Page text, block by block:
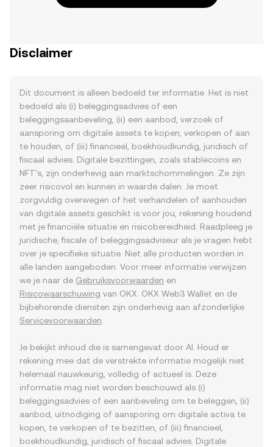
Disclaimer
Dit document is alleen bedoeld ter informatie. Het is niet
bedoeld als (i) beleggingsadvies of een
beleggingsaanbeveling, (ii) een aanbod, verzoek of
aansporing om digitale assets te kopen, verkopen of aan
te houden, of (iii) financieel, boekhoudkundig, juridisch of
fiscaal advies. Digitale bezittingen, zoals stablecoins en
NFT's, zijn onderhevig aan marktschommelingen. Ze zijn
zeer risicovol en kunnen in waarde dalen. Je moet
zorgvuldig overwegen of het verhandelen of aanhouden
van digitale assets geschikt is voor jou, rekening houdend
met je financiële situatie en risicobereidheid. Raadpleeg je
juridische, fiscale of beleggingsadviseur als je vragen hebt
over je specifieke situatie. Niet alle producten worden in
alle landen aangeboden. Voor meer informatie verwijzen
we je naar de Gebruiksvoorwaarden en
Risicowaarschuwing van OKX. OKX Web3 Wallet en de
bijbehorende diensten zijn onderhevig aan afzonderlijke
Servicevoorwaarden
Je bekijkt inhoud die is samengevat door AI. Houd er
rekening mee dat de verstrekte informatie mogelijk niet
helemaal nauwkeurig, volledig of actueel is. Deze
informatie mag niet worden beschouwd als (i)
beleggingsadvies of een aanbeveling om te beleggen, (ii)
aanbod, uitnodiging of aansporing om digitale activa te
kopen, te verkopen of te bezitten, of (iii) financieel,
boekhoudkundig, juridisch of fiscaal advies. Digitale